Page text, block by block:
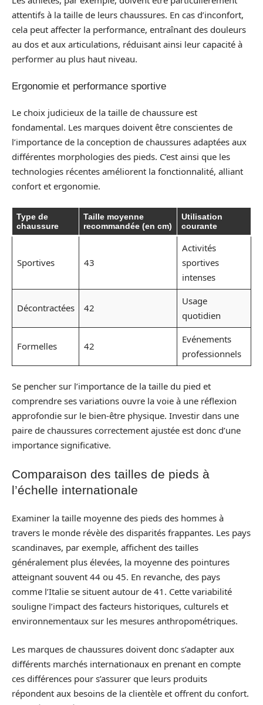
attentifs à la taille de leurs chaussures. En cas d’inconfort,
cela peut affecter la performance, entraînant des douleurs
au dos et aux articulations, réduisant ainsi leur capacité à
performer au plus haut niveau.
Ergonomie et performance sportive
Le choix judicieux de la taille de chaussure est
fondamental. Les marques doivent être conscientes de
l’importance de la conception de chaussures adaptées aux
différentes morphologies des pieds. C’est ainsi que les
technologies récentes améliorent la fonctionnalité, alliant
confort et ergonomie.
Type de
chaussure
Taille moyenne
recommandée (en cm)
Utilisation
courante
Sportives 43
Activités
sportives
intenses
Décontractées 42
Usage
quotidien
Formelles 42
Evénements
professionnels
Se pencher sur l’importance de la taille du pied et
comprendre ses variations ouvre la voie à une réflexion
approfondie sur le bien-être physique. Investir dans une
paire de chaussures correctement ajustée est donc d’une
importance significative.
Comparaison des tailles de pieds à
l’échelle internationale
Examiner la taille moyenne des pieds des hommes à
travers le monde révèle des disparités frappantes. Les pays
scandinaves, par exemple, affichent des tailles
généralement plus élevées, la moyenne des pointures
atteignant souvent 44 ou 45. En revanche, des pays
comme l’Italie se situent autour de 41. Cette variabilité
souligne l’impact des facteurs historiques, culturels et
environnementaux sur les mesures anthropométriques.
Les marques de chaussures doivent donc s’adapter aux
différents marchés internationaux en prenant en compte
ces différences pour s’assurer que leurs produits
répondent aux besoins de la clientèle et offrent du confort.